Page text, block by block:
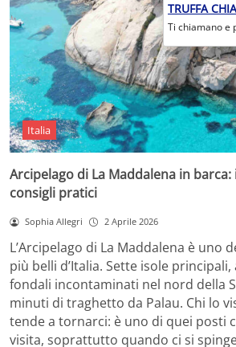
Italia
Arcipelago di La Maddalena in
consigli pratici
Sophia Allegri 2 Aprile 2026
L’Arcipelago di La Maddalena è uno
più belli d’Italia. Sette isole
fondali incontaminati nel nord della
minuti di traghetto da Palau. Chi lo
tende a tornarci: è uno di quei posti
visita, soprattutto quando ci si
TRUFFA
Ti chiamano e